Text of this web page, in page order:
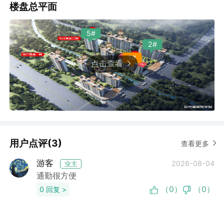
楼盘总平面
1#
5#
2#
点击查看
用户点评(3) 查看更多
游客 业主 2026-08-04
通勤很方便
0 回复 > （0） （0）